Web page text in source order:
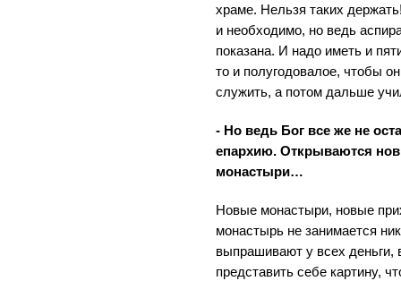
храме. Нельзя таких
и необходимо, но ведь
показана. И надо иметь и
то и полугодовалое, чтобы
служить, а потом дальше
- Но ведь Бог все же не
епархию. Открываются
монастыри…
Новые монастыри, новые
монастырь не занимается
выпрашивают у всех
представить себе картину,